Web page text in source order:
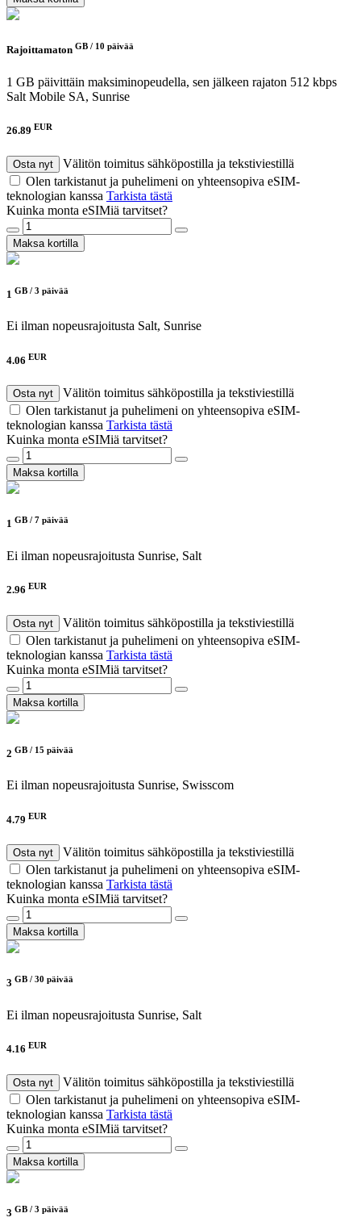
Rajoittamaton GB / 10 päivää
1 GB päivittäin maksiminopeudella, sen jälkeen rajaton 512 kbps
Salt Mobile SA, Sunrise
26.89 EUR
Osta nyt
Välitön toimitus sähköpostilla ja tekstiviestillä
Olen tarkistanut ja puhelimeni on yhteensopiva eSIM-
teknologian kanssa Tarkista tästä
Kuinka monta eSIMiä tarvitset?
Maksa kortilla
1 GB / 3 päivää
Ei ilman nopeusrajoitusta Salt, Sunrise
4.06 EUR
Osta nyt
Välitön toimitus sähköpostilla ja tekstiviestillä
Olen tarkistanut ja puhelimeni on yhteensopiva eSIM-
teknologian kanssa Tarkista tästä
Kuinka monta eSIMiä tarvitset?
Maksa kortilla
1 GB / 7 päivää
Ei ilman nopeusrajoitusta Sunrise, Salt
2.96 EUR
Osta nyt
Välitön toimitus sähköpostilla ja tekstiviestillä
Olen tarkistanut ja puhelimeni on yhteensopiva eSIM-
teknologian kanssa Tarkista tästä
Kuinka monta eSIMiä tarvitset?
Maksa kortilla
2 GB / 15 päivää
Ei ilman nopeusrajoitusta Sunrise, Swisscom
4.79 EUR
Osta nyt
Välitön toimitus sähköpostilla ja tekstiviestillä
Olen tarkistanut ja puhelimeni on yhteensopiva eSIM-
teknologian kanssa Tarkista tästä
Kuinka monta eSIMiä tarvitset?
Maksa kortilla
3 GB / 30 päivää
Ei ilman nopeusrajoitusta Sunrise, Salt
4.16 EUR
Osta nyt
Välitön toimitus sähköpostilla ja tekstiviestillä
Olen tarkistanut ja puhelimeni on yhteensopiva eSIM-
teknologian kanssa Tarkista tästä
Kuinka monta eSIMiä tarvitset?
Maksa kortilla
3 GB / 3 päivää